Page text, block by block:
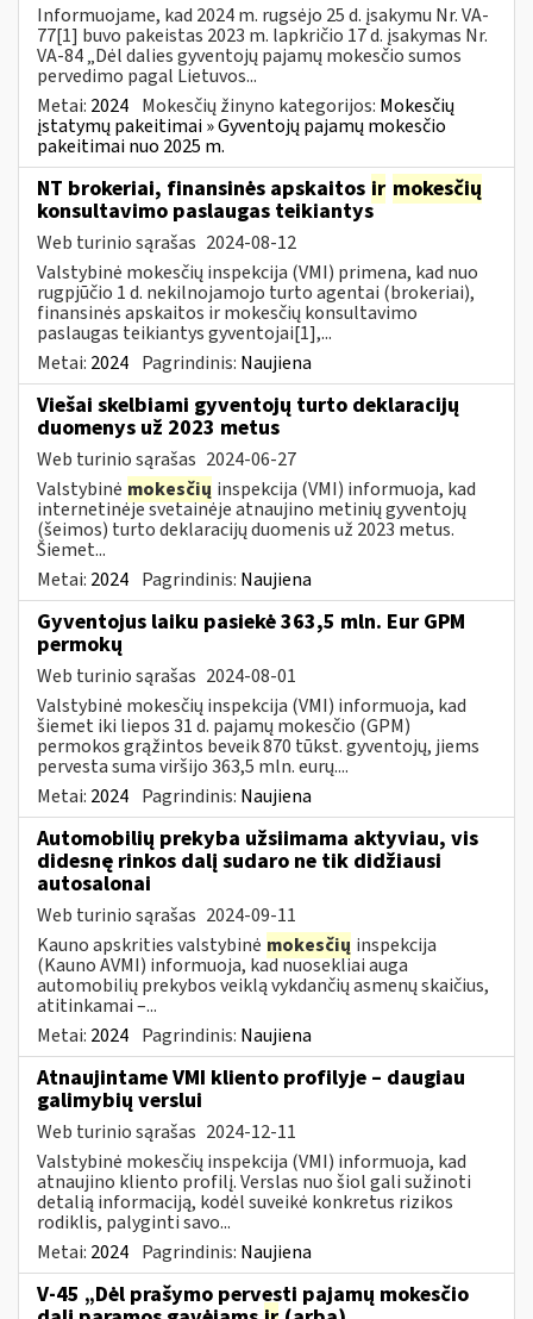
Informuojame, kad 2024 m. rugsėjo 25 d. įsakymu Nr. VA-
77[1] buvo pakeistas 2023 m. lapkričio 17 d. įsakymas Nr.
VA-84 „Dėl dalies gyventojų pajamų mokesčio sumos
pervedimo pagal Lietuvos...
Metai: 2024 Mokesčių žinyno kategorijos: Mokesčių
įstatymų pakeitimai » Gyventojų pajamų mokesčio
pakeitimai nuo 2025 m.
NT brokeriai, finansinės apskaitos ir mokesčių
konsultavimo paslaugas teikiantys
Web turinio sąrašas 2024-08-12
Valstybinė mokesčių inspekcija (VMI) primena, kad nuo
rugpjūčio 1 d. nekilnojamojo turto agentai (brokeriai),
finansinės apskaitos ir mokesčių konsultavimo
paslaugas teikiantys gyventojai[1],...
Metai: 2024 Pagrindinis: Naujiena
Viešai skelbiami gyventojų turto deklaracijų
duomenys už 2023 metus
Web turinio sąrašas 2024-06-27
Valstybinė mokesčių inspekcija (VMI) informuoja, kad
internetinėje svetainėje atnaujino metinių gyventojų
(šeimos) turto deklaracijų duomenis už 2023 metus.
Šiemet...
Metai: 2024 Pagrindinis: Naujiena
Gyventojus laiku pasiekė 363,5 mln. Eur GPM
permokų
Web turinio sąrašas 2024-08-01
Valstybinė mokesčių inspekcija (VMI) informuoja, kad
šiemet iki liepos 31 d. pajamų mokesčio (GPM)
permokos grąžintos beveik 870 tūkst. gyventojų, jiems
pervesta suma viršijo 363,5 mln. eurų....
Metai: 2024 Pagrindinis: Naujiena
Automobilių prekyba užsiimama aktyviau, vis
didesnę rinkos dalį sudaro ne tik didžiausi
autosalonai
Web turinio sąrašas 2024-09-11
Kauno apskrities valstybinė mokesčių inspekcija
(Kauno AVMI) informuoja, kad nuosekliai auga
automobilių prekybos veiklą vykdančių asmenų skaičius,
atitinkamai –...
Metai: 2024 Pagrindinis: Naujiena
Atnaujintame VMI kliento profilyje – daugiau
galimybių verslui
Web turinio sąrašas 2024-12-11
Valstybinė mokesčių inspekcija (VMI) informuoja, kad
atnaujino kliento profilį. Verslas nuo šiol gali sužinoti
detalią informaciją, kodėl suveikė konkretus rizikos
rodiklis, palyginti savo...
Metai: 2024 Pagrindinis: Naujiena
V-45 „Dėl prašymo pervesti pajamų mokesčio